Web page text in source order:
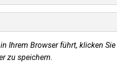
Ihrem Browser führt, klicken
zu speichern.